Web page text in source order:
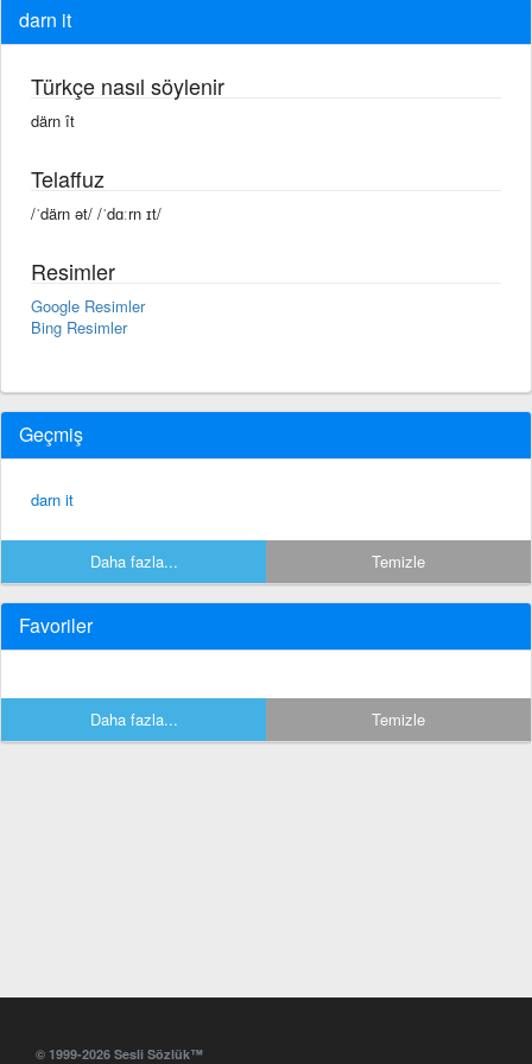
darn it
Türkçe nasıl söylenir
därn ît
Telaffuz
/ˈdärn ət/ /ˈdɑːrn ɪt/
Resimler
Google Resimler
Bing Resimler
Geçmiş
darn it
Daha fazla... Temizle
Favoriler
Daha fazla... Temizle
© 1999-2026 Sesli Sözlük™